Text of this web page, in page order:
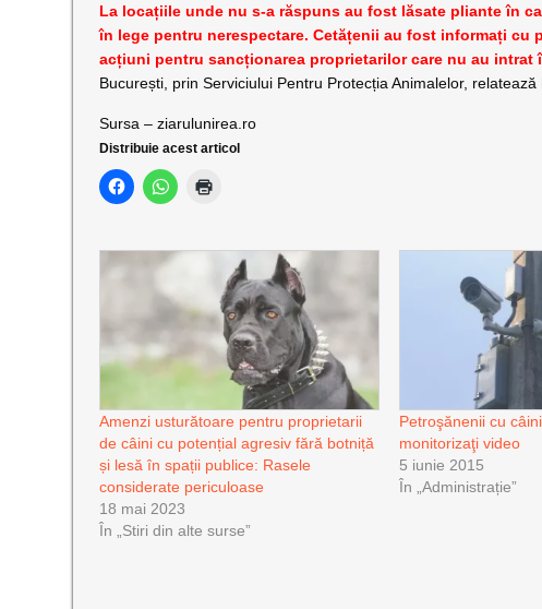
La locațiile unde nu s-a răspuns au fost lăsate pliante în
în lege pentru nerespectare. Cetățenii au fost informați
acțiuni pentru sancționarea proprietarilor care nu au intrat
București, prin Serviciului Pentru Protecția Animalelor, relatează
Sursa – ziarulunirea.ro
Distribuie acest articol
Amenzi usturătoare pentru proprietarii
de câini cu potențial agresiv fără botniță
și lesă în spații publice: Rasele
considerate periculoase
18 mai 2023
În „Stiri din alte surse”
Petroşănenii cu
monitorizaţi video
5 iunie 2015
În „Administrație”